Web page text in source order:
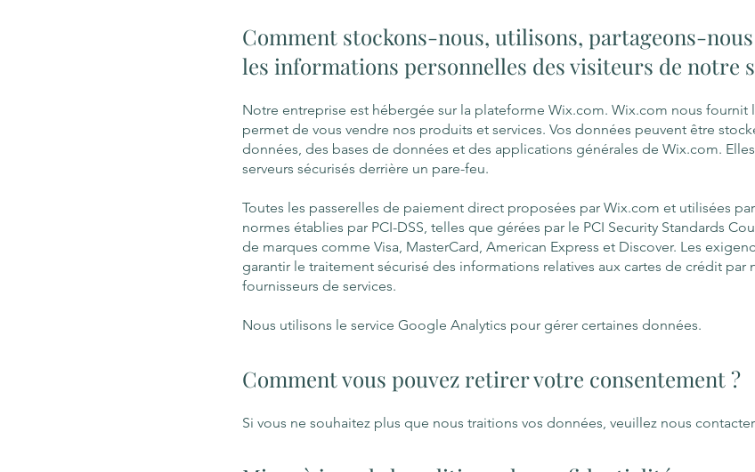
Comment stockons-nous, utilisons, partageons-
les informations personnelles des visiteurs de notre
Notre entreprise est hébergée sur la plateforme Wix.com. Wix.com nous
permet de vous vendre nos produits et services. Vos données peuvent être
données, des bases de données et des applications générales de Wix.com.
serveurs sécurisés derrière un pare-feu.
Toutes les passerelles de paiement direct proposées par Wix.com et utilisées
normes établies par PCI-DSS, telles que gérées par le PCI Security Standards
de marques comme Visa, MasterCard, American Express et Discover. Les
garantir le traitement sécurisé des informations relatives aux cartes de crédit par
fournisseurs de services.
Nous utilisons le service Google Analytics pour gérer certaines données.
Comment vous pouvez retirer votre consentement ?
Si vous ne souhaitez plus que nous traitions vos données, veuillez nous